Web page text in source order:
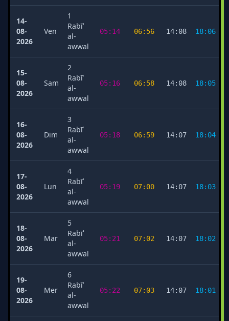
14-
08-
2026
Ven
1
Rabīʿ
al-
awwal
05:14 06:56 14:08 18:06
15-
08-
2026
Sam
2
Rabīʿ
al-
awwal
05:16 06:58 14:08 18:05
16-
08-
2026
Dim
3
Rabīʿ
al-
awwal
05:18 06:59 14:07 18:04
17-
08-
2026
Lun
4
Rabīʿ
al-
awwal
05:19 07:00 14:07 18:03
18-
08-
2026
Mar
5
Rabīʿ
al-
awwal
05:21 07:02 14:07 18:02
19-
08-
2026
Mer
6
Rabīʿ
al-
awwal
05:22 07:03 14:07 18:01